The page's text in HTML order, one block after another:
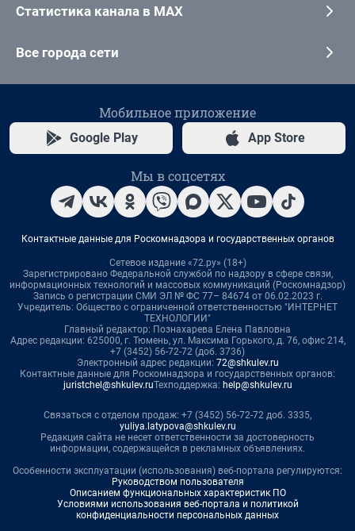
Статистика канала в MAX
Все города сети
Мобильное приложение
Google Play App Store
Мы в соцсетях
Контактные данные для Роскомнадзора и государственных органов
Сетевое издание «72.ру» (18+)
Зарегистрировано Федеральной службой по надзору в сфере связи,
информационных технологий и массовых коммуникаций (Роскомнадзор)
Запись о регистрации СМИ ЭЛ № ФС 77– 84674 от 06.02.2023 г.
Учредитель: Общество с ограниченной ответственностью "ИНТЕРНЕТ
ТЕХНОЛОГИИ"
Главный редактор: Познахарева Елена Павловна
Адрес редакции: 625000, г. Тюмень, ул. Максима Горького, д. 76, офис 214,
+7 (3452) 56-72-72 (доб. 3736)
Электронный адрес редакции: 72@shkulev.ru
Контактные данные для Роскомнадзора и государственных органов:
juristchel@shkulev.ruТехподдержка: help@shkulev.ru
Связаться с отделом продаж: +7 (3452) 56-72-72 доб. 3335,
yuliya.latypova@shkulev.ru
Редакция сайта не несет ответственности за достоверность
информации, содержащейся в рекламных объявлениях.
Особенности эксплуатации (использования) веб-портала регулируются:
Руководством пользователя
Описанием функциональных характеристик ПО
Условиями использования веб-портала и политикой
конфиденциальности персональных данных